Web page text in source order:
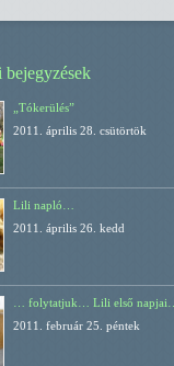
„Tókerülés”
2011. április 28. csütörtök
Lili napló…
2011. április 26. kedd
… folytatjuk… Lili első napjai…
2011. február 25. péntek